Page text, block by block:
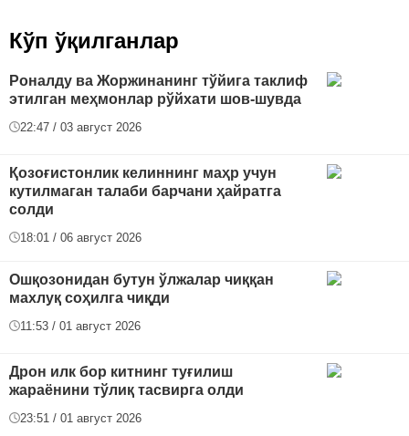
Кўп ўқилганлар
Роналду ва Жоржинанинг тўйига таклиф
этилган меҳмонлар рўйхати шов-шувда
22:47 / 03 август 2026
Қозоғистонлик келиннинг маҳр учун
кутилмаган талаби барчани ҳайратга
солди
18:01 / 06 август 2026
Ошқозонидан бутун ўлжалар чиққан
махлуқ соҳилга чиқди
11:53 / 01 август 2026
Дрон илк бор китнинг туғилиш
жараёнини тўлиқ тасвирга олди
23:51 / 01 август 2026